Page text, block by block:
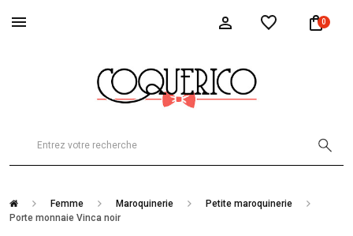
0
Femme Maroquinerie
Petite maroquinerie
Porte monnaie Vinca noir